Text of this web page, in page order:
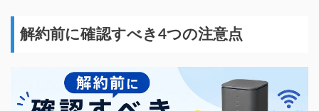
解約前に確認すべき4つの注意点